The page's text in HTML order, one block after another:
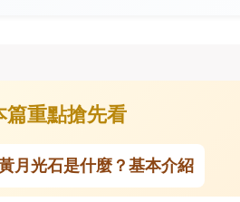
篇重點搶先看
月光石是什麼？基本介紹